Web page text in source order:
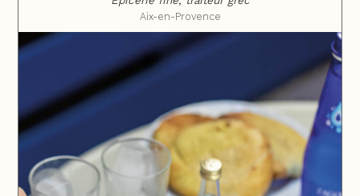
Aix-en-Provence